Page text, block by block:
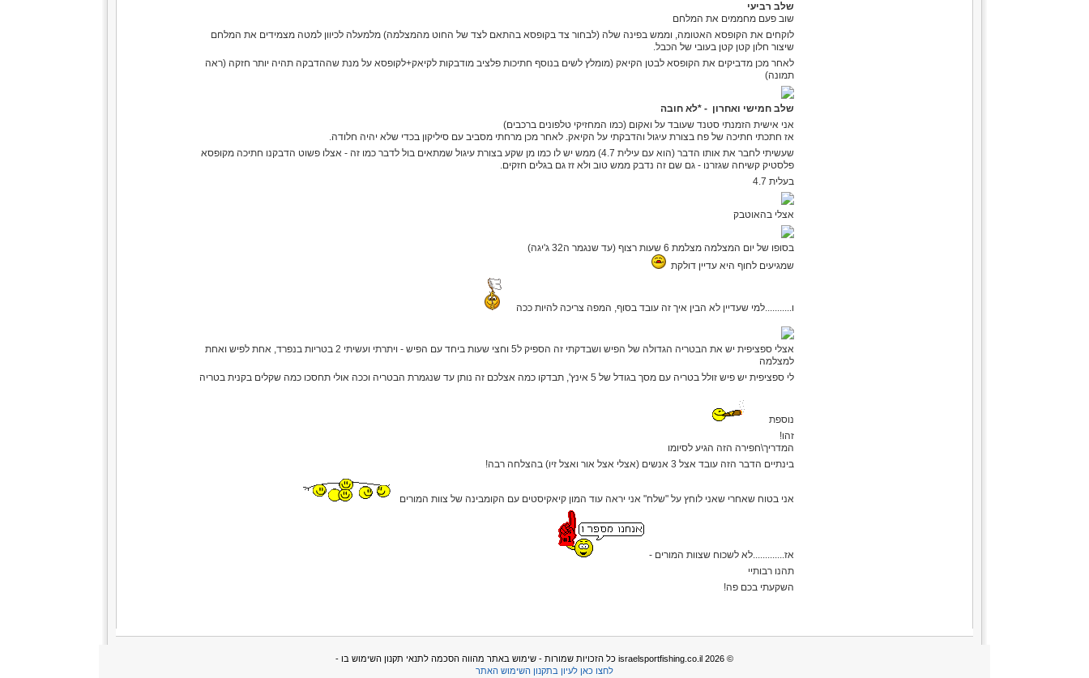
שלב רביעי
שוב פעם מחממים את המלחם
לוקחים את הקופסא האטומה, וממש בפינה שלה (לבחור צד בקופסא בהתאם לצד של החוט מהמצלמה) מלמעלה לכיוון למטה מצמידים את המלחם
שיצור חלון קטן קטן בעובי של הכבל.
לאחר מכן מדביקים את הקופסא לבטן הקיאק (מומלץ לשים בנוסף חתיכות פלציב מודבקות לקיאק+לקופסא על מנת שההדבקה תהיה יותר חזקה (ראה
תמונה)
שלב חמישי ואחרון - *לא חובה
אני אישית הזמנתי סטנד שעובד על ואקום (כמו המחזיקי טלפונים ברכבים)
אז חתכתי חתיכה של פח בצורת עיגול והדבקתי על הקיאק. לאחר מכן מרחתי מסביב עם סיליקון בכדי שלא יהיה חלודה.
שעשיתי לחבר את אותו הדבר (הוא עם עילית 4.7) ממש יש לו כמו מן שקע בצורת עיגול שמתאים בול לדבר כמו זה - אצלו פשוט הדבקנו חתיכה מקופסא
פלסטיק קשיחה שגזרנו - גם שם זה נדבק ממש טוב ולא זז גם בגלים חזקים.
בעלית 4.7
אצלי בהאוטבק
בסופו של יום המצלמה מצלמת 6 שעות רצוף (עד שנגמר ה32 ג'יגה)
שמגיעים לחוף היא עדיין דולקת
ו...........למי שעדיין לא הבין איך זה עובד בסוף, המפה צריכה להיות ככה
אצלי ספציפית יש את הבטריה הגדולה של הפיש ושבדקתי זה הספיק ל5 וחצי שעות ביחד עם הפיש - ויתרתי ועשיתי 2 בטריות בנפרד, אחת לפיש ואחת
למצלמה
לי ספציפית יש פיש זולל בטריה עם מסך בגודל של 5 אינץ', תבדקו כמה אצלכם זה נותן עד שנגמרת הבטריה וככה אולי תחסכו כמה שקלים בקנית בטריה
נוספת
זהו!
המדריך\חפירה הזה הגיע לסיומו
בינתיים הדבר הזה עובד אצל 3 אנשים (אצלי אצל אור ואצל זיו) בהצלחה רבה!
אני בטוח שאחרי שאני לוחץ על "שלח" אני יראה עוד המון קיאקיסטים עם הקומבינה של צוות המורים
אז.............לא לשכוח שצוות המורים -
תהנו רבותיי
השקעתי בכם פה!
© 2026 israelsportfishing.co.il כל הזכויות שמורות - שימוש באתר מהווה הסכמה לתנאי תקנון השימוש בו -
לחצו כאן לעיון בתקנון השימוש האתר